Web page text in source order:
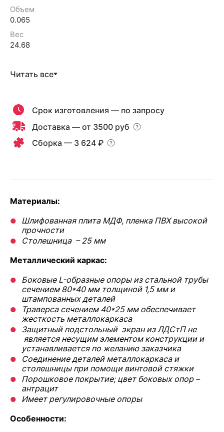
Объем
0.065
Вес
24.68
Читать все
Срок изготовления — по запросу
Доставка — от 3500 руб
Сборка — 3 624 ₽
Материалы:
Шлифованная плита МДФ, пленка ПВХ высокой
прочности
Столешница – 25 мм
Металлический каркас:
Боковые L-образные опоры из стальной трубы
сечением 80*40 мм толщиной 1,5 мм и
штампованных деталей
Траверса сечением 40*25 мм обеспечивает
жесткость металлокаркаса
Защитный подстольный экран из ЛДСтП не
является несущим элементом конструкции и
устанавливается по желанию заказчика
Соединение деталей металлокаркаса и
столешницы при помощи винтовой стяжки
Порошковое покрытие; цвет боковых опор –
антрацит
Имеет регулировочные опоры
Особенности: